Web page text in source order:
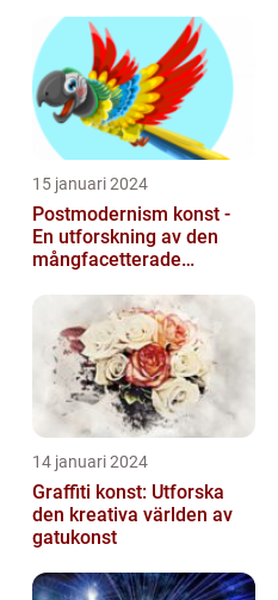
15 januari 2024
Postmodernism konst -
En utforskning av den
mångfacetterade
14 januari 2024
Graffiti konst: Utforska
den kreativa världen av
gatukonst